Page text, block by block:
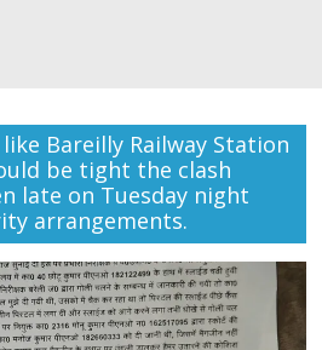
Bareilly Railway Station
be tight the clash
late on Tuesday night
arrangements.